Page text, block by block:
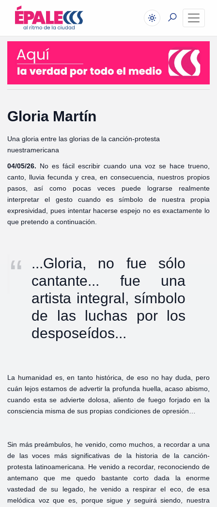
Gloria Martín
Una gloria entre las glorias de la canción-protesta
nuestramericana
04/05/26. No es fácil escribir cuando una voz se hace trueno,
canto, lluvia fecunda y crea, en consecuencia, nuestros propios
pasos, así como pocas veces puede lograrse realmente
interpretar el gesto cuando es símbolo de nuestra propia
expresividad, pues intentar hacerse espejo no es exactamente lo
que pretendo a continuación.
...Gloria, no fue sólo
cantante... fue una
artista integral, símbolo
de las luchas por los
desposeídos...
La humanidad es, en tanto histórica, de eso no hay duda, pero
cuán lejos estamos de advertir la profunda huella, acaso abismo,
cuando esta se advierte dolosa, aliento de fuego forjado en la
consciencia misma de sus propias condiciones de opresión…
Sin más preámbulos, he venido, como muchos, a recordar a una
de las voces más significativas de la historia de la canción-
protesta latinoamericana. He venido a recordar, reconociendo de
antemano que me quedo bastante corto dada la enorme
vastedad de su legado, he venido a respirar el eco, de esa
melódica voz que es, porque sigue y seguirá siendo, nuestra